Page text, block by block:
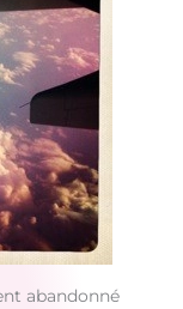
abandonné